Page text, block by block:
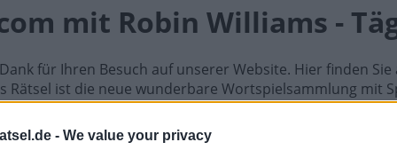
- We value your privacy
mit Robin Williams -
für Ihren Besuch auf unserer Website. Hier finden
Rätsel ist die neue wunderbare Wortspielsammlung mit
Hashtag, Cladder, Sudoku und Tangle. All diese
können Sie Freunde herausfordern, die Antworten
Entwickelt von Fanatee, Inc, bekannt für seine